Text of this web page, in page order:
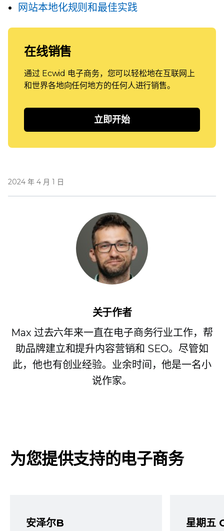
网站本地化规则和最佳实践
在线销售
通过 Ecwid 电子商务，您可以轻松地在互联网上
和世界各地向任何地方的任何人进行销售。
立即开始
2024 年 4 月 1 日
关于作者
Max 过去六年来一直在电子商务行业工作，帮
助品牌建立和提升内容营销和 SEO。尽管如
此，他也有创业经验。业余时间，他是一名小
说作家。
为您提供支持的电子商务
安泽尔B
星期五